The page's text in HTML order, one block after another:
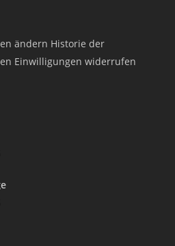
ändern Historie der
Einwilligungen widerrufen